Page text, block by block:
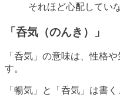
それほど心配してい
「呑気（のんき）」
「呑気」の意味は、性格
す。
「暢気」と「呑気」は書く